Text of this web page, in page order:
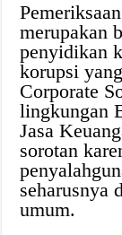
merupakan
penyidikan
korupsi
Corporate
lingkungan
Jasa
sorotan
seharusnya
umum.